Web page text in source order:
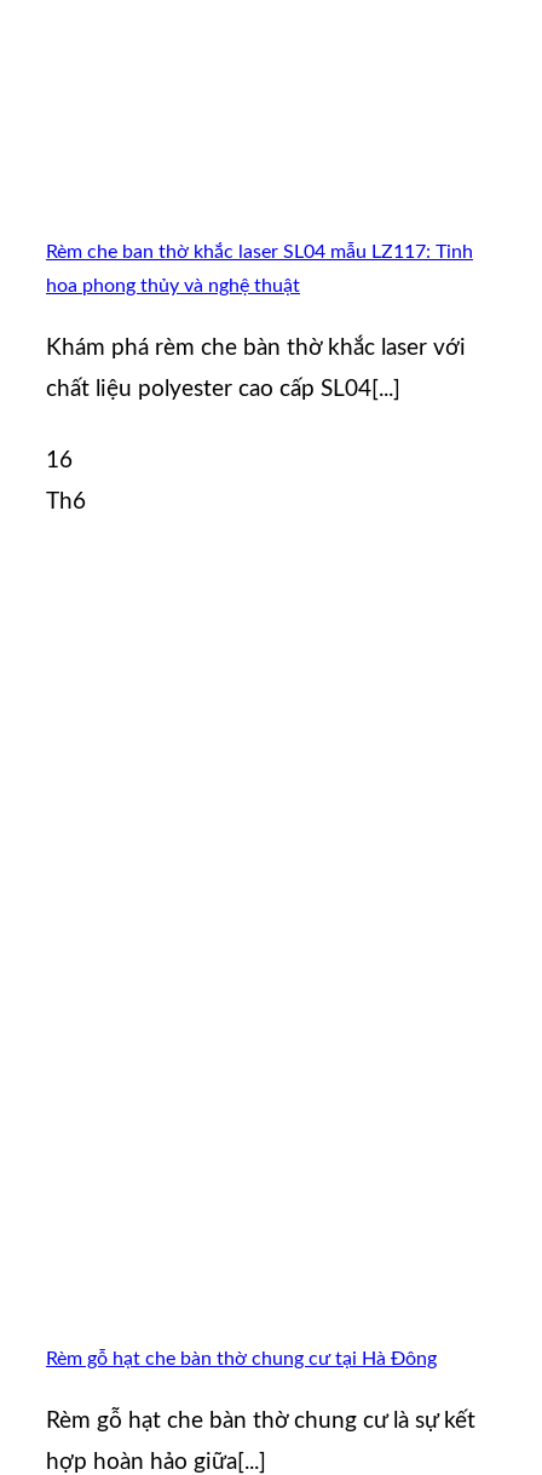
Rèm che ban thờ khắc laser SL04 mẫu LZ117: Tinh
hoa phong thủy và nghệ thuật
Khám phá rèm che bàn thờ khắc laser với
chất liệu polyester cao cấp SL04[...]
16
Th6
Rèm gỗ hạt che bàn thờ chung cư tại Hà Đông
Rèm gỗ hạt che bàn thờ chung cư là sự kết
hợp hoàn hảo giữa[...]